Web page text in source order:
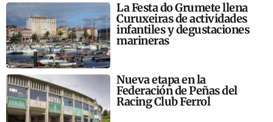
La Festa do Grumete llena
Curuxeiras de actividades
infantiles y degustaciones
marineras
Nueva etapa en la
Federación de Peñas del
Racing Club Ferrol